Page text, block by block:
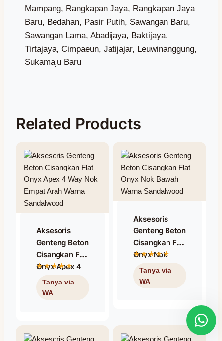
Related Products
Aksesoris
Genteng Beton
Cisangkan Flat
Onyx Apex 4
Way Nok
Empat Arah
Aksesoris
Genteng Beton
Cisangkan Flat
Onyx Nok
Bawah Warna
Sandalwood